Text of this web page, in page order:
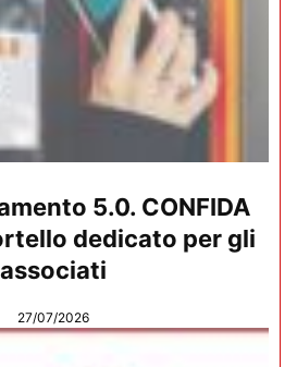
5.0. CONFIDA
dedicato per gli
associati
27/07/2026